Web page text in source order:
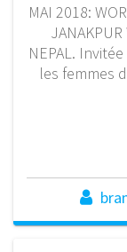
MAI 2018:
NEPAL.
les femmes